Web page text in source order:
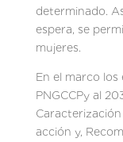
determinado.
espera, se
mujeres.
En el marco
PNGCCPy al
acción y,